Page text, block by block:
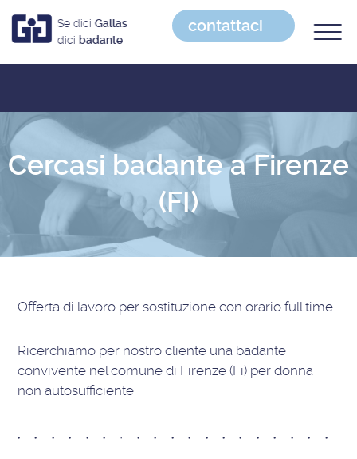
Se dici Gallas
dici badante
contattaci
Cercasi badante a Firenze
(FI)
Offerta di lavoro per sostituzione con orario full time
Ricerchiamo per nostro cliente una badante
convivente nel comune di Firenze (Fi) per donna
non autosufficiente.